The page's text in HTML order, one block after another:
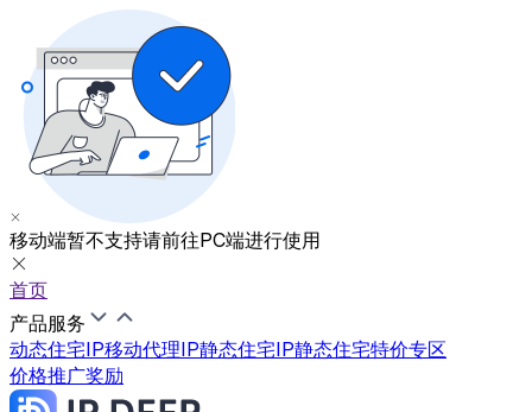
移动端暂不支持请前往PC端进行使用
首页
产品服务
动态住宅IP移动代理IP静态住宅IP静态住宅特价专区
价格推广奖励